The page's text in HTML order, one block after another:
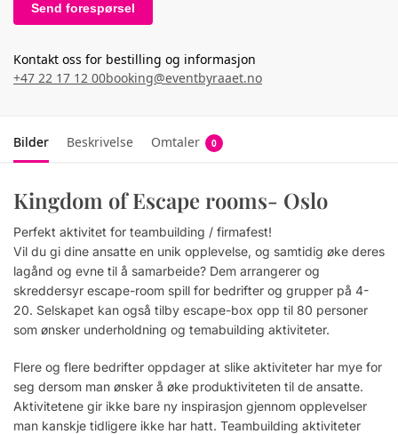
Send forespørsel
Kontakt oss for bestilling og informasjon
+47 22 17 12 00booking@eventbyraaet.no
Bilder Beskrivelse Omtaler 0
Kingdom of Escape rooms- Oslo
Perfekt aktivitet for teambuilding / firmafest!
Vil du gi dine ansatte en unik opplevelse, og samtidig øke deres
lagånd og evne til å samarbeide? Dem arrangerer og
skreddersyr escape-room spill for bedrifter og grupper på 4-
20. Selskapet kan også tilby escape-box opp til 80 personer
som ønsker underholdning og temabuilding aktiviteter.
Flere og flere bedrifter oppdager at slike aktiviteter har mye for
seg dersom man ønsker å øke produktiviteten til de ansatte.
Aktivitetene gir ikke bare ny inspirasjon gjennom opplevelser
man kanskje tidligere ikke har hatt. Teambuilding aktiviteter